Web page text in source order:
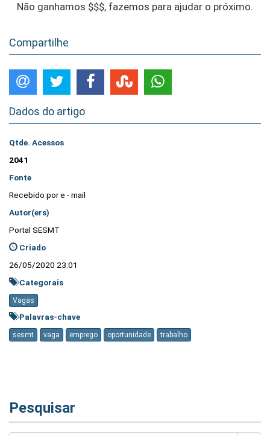
Não ganhamos $$$, fazemos para ajudar o próximo.
Compartilhe
Dados do artigo
Qtde. Acessos
2041
Fonte
Recebido por e - mail
Autor(ers)
Portal SESMT
Criado
26/05/2020 23:01
Categorais
Vagas
Palavras-chave
sesmt vaga emprego oportunidade trabalho
Pesquisar